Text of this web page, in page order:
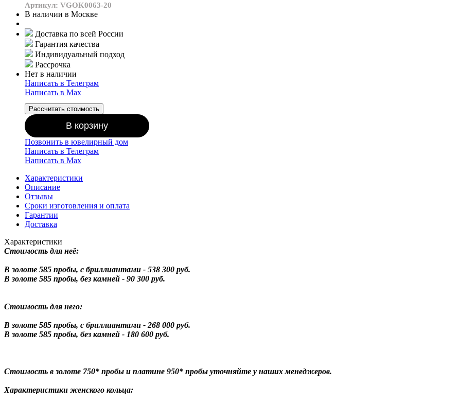
Артикул: VGOK0063-20
В наличии в Москве
Доставка по всей России
Гарантия качества
Индивидуальный подход
Рассрочка
Нет в наличии
Написать в Телеграм
Написать в Мах
Рассчитать стоимость
В корзину
Позвонить в ювелирный дом
Написать в Телеграм
Написать в Мах
Характеристики
Описание
Отзывы
Сроки изготовления и оплата
Гарантии
Доставка
Характеристики
Стоимость для неё:
В золоте 585 пробы, с бриллиантами - 538 300 руб.
В золоте 585 пробы, без камней - 90 300 руб.
Стоимость для него:
В золоте 585 пробы, с бриллиантами - 268 000 руб.
В золоте 585 пробы, без камней - 180 600 руб.
Стоимость в золоте 750* пробы и платине 950* пробы уточняйте у наших менеджеров.
Характеристики женского кольца: